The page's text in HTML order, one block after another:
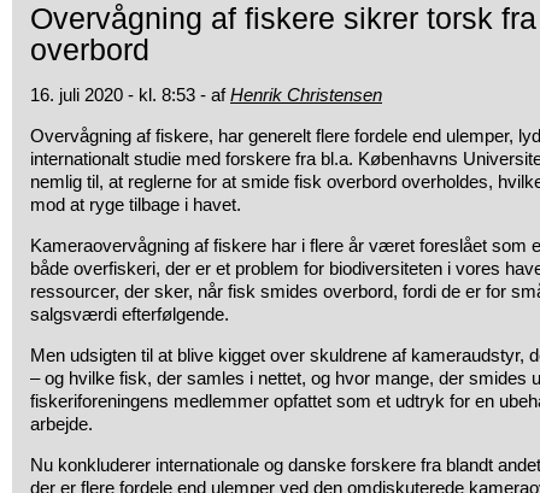
Overvågning af fiskere sikrer torsk
overbord
16. juli 2020 - kl. 8:53 - afHenrik Christensen
Overvågning af fiskere, har generelt flere fordele end ulemper,
internationalt studie med forskere fra bl.a. Københavns
nemlig til, at reglerne for at smide fisk overbord overholdes,
mod at ryge tilbage i havet.
Kameraovervågning af fiskere har i flere år været foreslået som
både overfiskeri, der er et problem for biodiversiteten i vores
ressourcer, der sker, når fisk smides overbord, fordi de er for
salgsværdi efterfølgende.
Men udsigten til at blive kigget over skuldrene af kameraudstyr,
– og hvilke fisk, der samles i nettet, og hvor mange, der smides
fiskeriforeningens medlemmer opfattet som et udtryk for en
arbejde.
Nu konkluderer internationale og danske forskere fra blandt
der er flere fordele end ulemper ved den omdiskuterede